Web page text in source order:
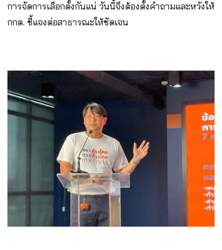
การจัดการเลือกตั้งกันแน่ วันนี้จึงต้องตั้งคำถามและหวังให้
กกต. ชี้แจงต่อสาธารณะให้ชัดเจน